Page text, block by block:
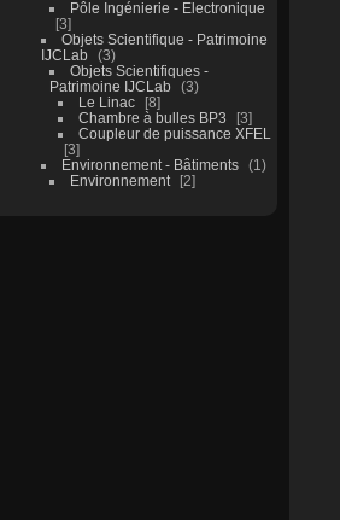
Pôle Ingénierie - Electronique
3
Objets Scientifique - Patrimoine
IJCLab
3
Objets Scientifiques -
Patrimoine IJCLab
3
Le Linac
8
Chambre à bulles BP3
3
Coupleur de puissance XFEL
3
Environnement - Bâtiments
1
Environnement
2